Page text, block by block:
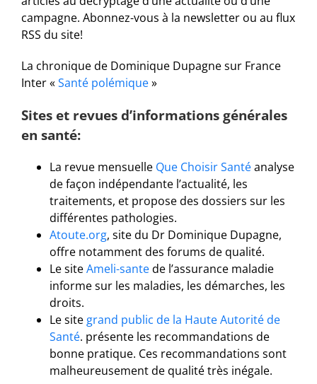
campagne. Abonnez-vous à la newsletter ou au flux
RSS du site!
La chronique de Dominique Dupagne sur France
Inter «Santé polémique»
Sites et revues d’informations générales
en santé:
La revue mensuelle Que Choisir Santéanalyse
de façon indépendante l’actualité, les
traitements, et propose des dossiers sur les
différentes pathologies.
Atoute.org, site du Dr Dominique Dupagne,
offre notamment des forums de qualité.
Le siteAmeli-santede l’assurance maladie
informe sur les maladies, les démarches, les
droits.
Le site grand public de la Haute Autorité de
Santé. présente les recommandations de
bonne pratique. Ces recommandations sont
malheureusement de qualité très inégale.